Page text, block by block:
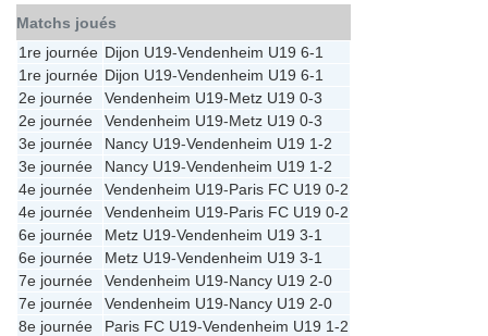
Matchs joués
1re journée Dijon U19-Vendenheim U19 6-1
1re journée Dijon U19-Vendenheim U19 6-1
2e journée
Vendenheim U19-Metz U19 0-3
2e journée
Vendenheim U19-Metz U19 0-3
3e journée
Nancy U19-Vendenheim U19 1-2
3e journée
Nancy U19-Vendenheim U19 1-2
4e journée
Vendenheim U19-Paris FC U19 0-2
4e journée
Vendenheim U19-Paris FC U19 0-2
6e journée
Metz U19-Vendenheim U19 3-1
6e journée
Metz U19-Vendenheim U19 3-1
7e journée
Vendenheim U19-Nancy U19 2-0
7e journée
Vendenheim U19-Nancy U19 2-0
8e journée
Paris FC U19-Vendenheim U19 1-2